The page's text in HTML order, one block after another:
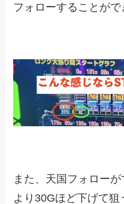
フォローすることがで
また、天国フォロー
より30Gほど下げて狙